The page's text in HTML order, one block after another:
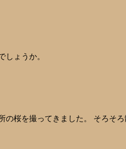
しょうか。
桜を撮ってきました。 そろそ